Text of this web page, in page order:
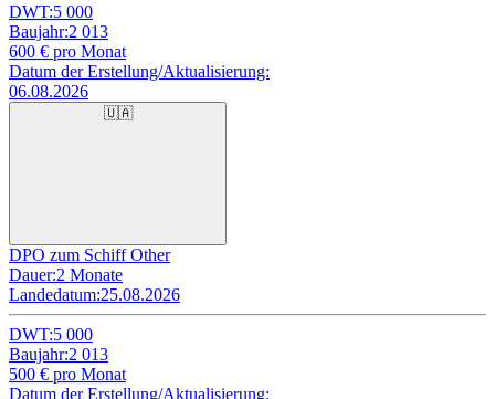
DWT:5 000
Baujahr:2 013
600 € pro Monat
Datum der Erstellung/Aktualisierung:
06.08.2026
🇺🇦
DPO zum Schiff Other
Dauer:2 Monate
Landedatum:25.08.2026
DWT:5 000
Baujahr:2 013
500 € pro Monat
Datum der Erstellung/Aktualisierung: